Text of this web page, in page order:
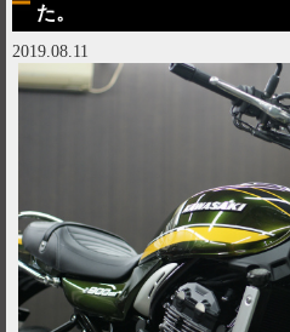
た。
2019.08.11